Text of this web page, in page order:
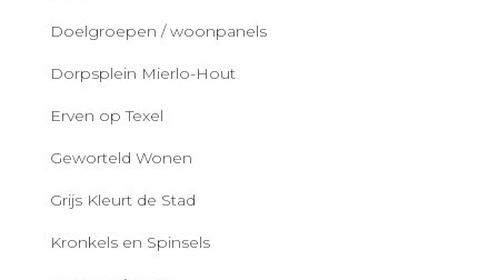
Doelgroepen / woonpanels
Dorpsplein Mierlo-Hout
Erven op Texel
Geworteld Wonen
Grijs Kleurt de Stad
Kronkels en Spinsels